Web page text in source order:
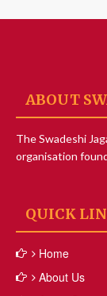
ABOUT
The Swadeshi
organisation
QUICK
Home
About Us